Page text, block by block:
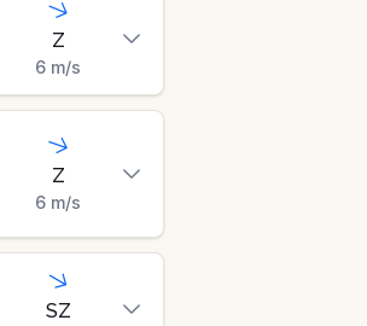
Z
6 m/s
Z
6 m/s
SZ